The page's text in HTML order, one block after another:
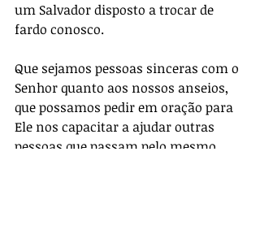
um Salvador disposto a trocar de
fardo conosco.
Que sejamos pessoas sinceras com o
Senhor quanto aos nossos anseios,
que possamos pedir em oração para
Ele nos capacitar a ajudar outras
pessoas que passam pelo mesmo,